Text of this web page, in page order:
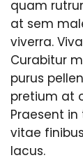
quam
at sem
viverra.
Curabitur
purus
pretium at
Praesent
vitae
lacus.